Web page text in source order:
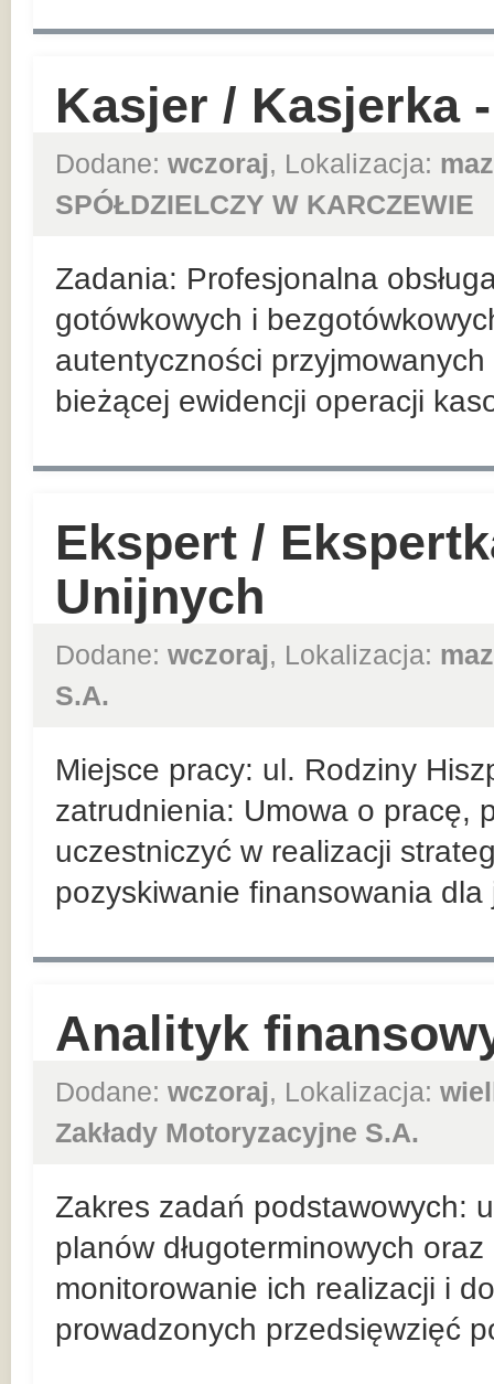
Kasjer / Kasjerka
Dodane: wczoraj, Lokalizacja:
SPÓŁDZIELCZY W KARCZEWIE
Zadania: Profesjonalna
gotówkowych i
autentyczności
bieżącej ewidencji operacji
Ekspert /
Unijnych
Dodane: wczoraj, Lokalizacja:
S.A.
Miejsce pracy: ul. Rodziny
zatrudnienia: Umowa o pracę,
uczestniczyć w realizacji
pozyskiwanie finansowania dla
Analityk
Dodane: wczoraj, Lokalizacja:
Zakłady Motoryzacyjne S.A.
Zakres zadań podstawowych:
planów długoterminowych
monitorowanie ich realizacji i
prowadzonych przedsięwzięć